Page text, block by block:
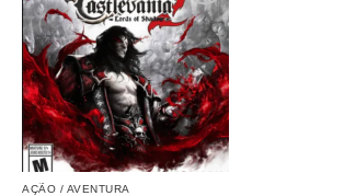
AÇÃO / AVENTURA